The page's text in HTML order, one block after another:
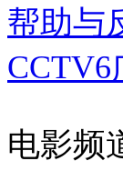
帮助与
CCTV6
电影频